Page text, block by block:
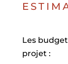
Les
projet :